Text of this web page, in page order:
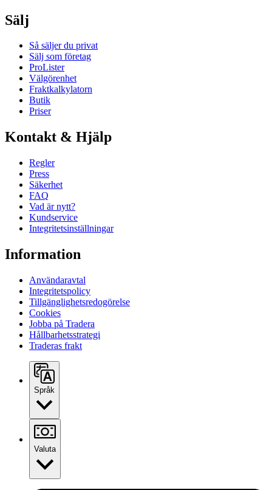
Sälj
Så säljer du privat
Sälj som företag
ProLister
Välgörenhet
Fraktkalkylatorn
Butik
Priser
Kontakt & Hjälp
Regler
Press
Säkerhet
FAQ
Vad är nytt?
Kundservice
Integritetsinställningar
Information
Användaravtal
Integritetspolicy
Tillgänglighetsredogörelse
Cookies
Jobba på Tradera
Hållbarhetsstrategi
Traderas frakt
Språk
Valuta